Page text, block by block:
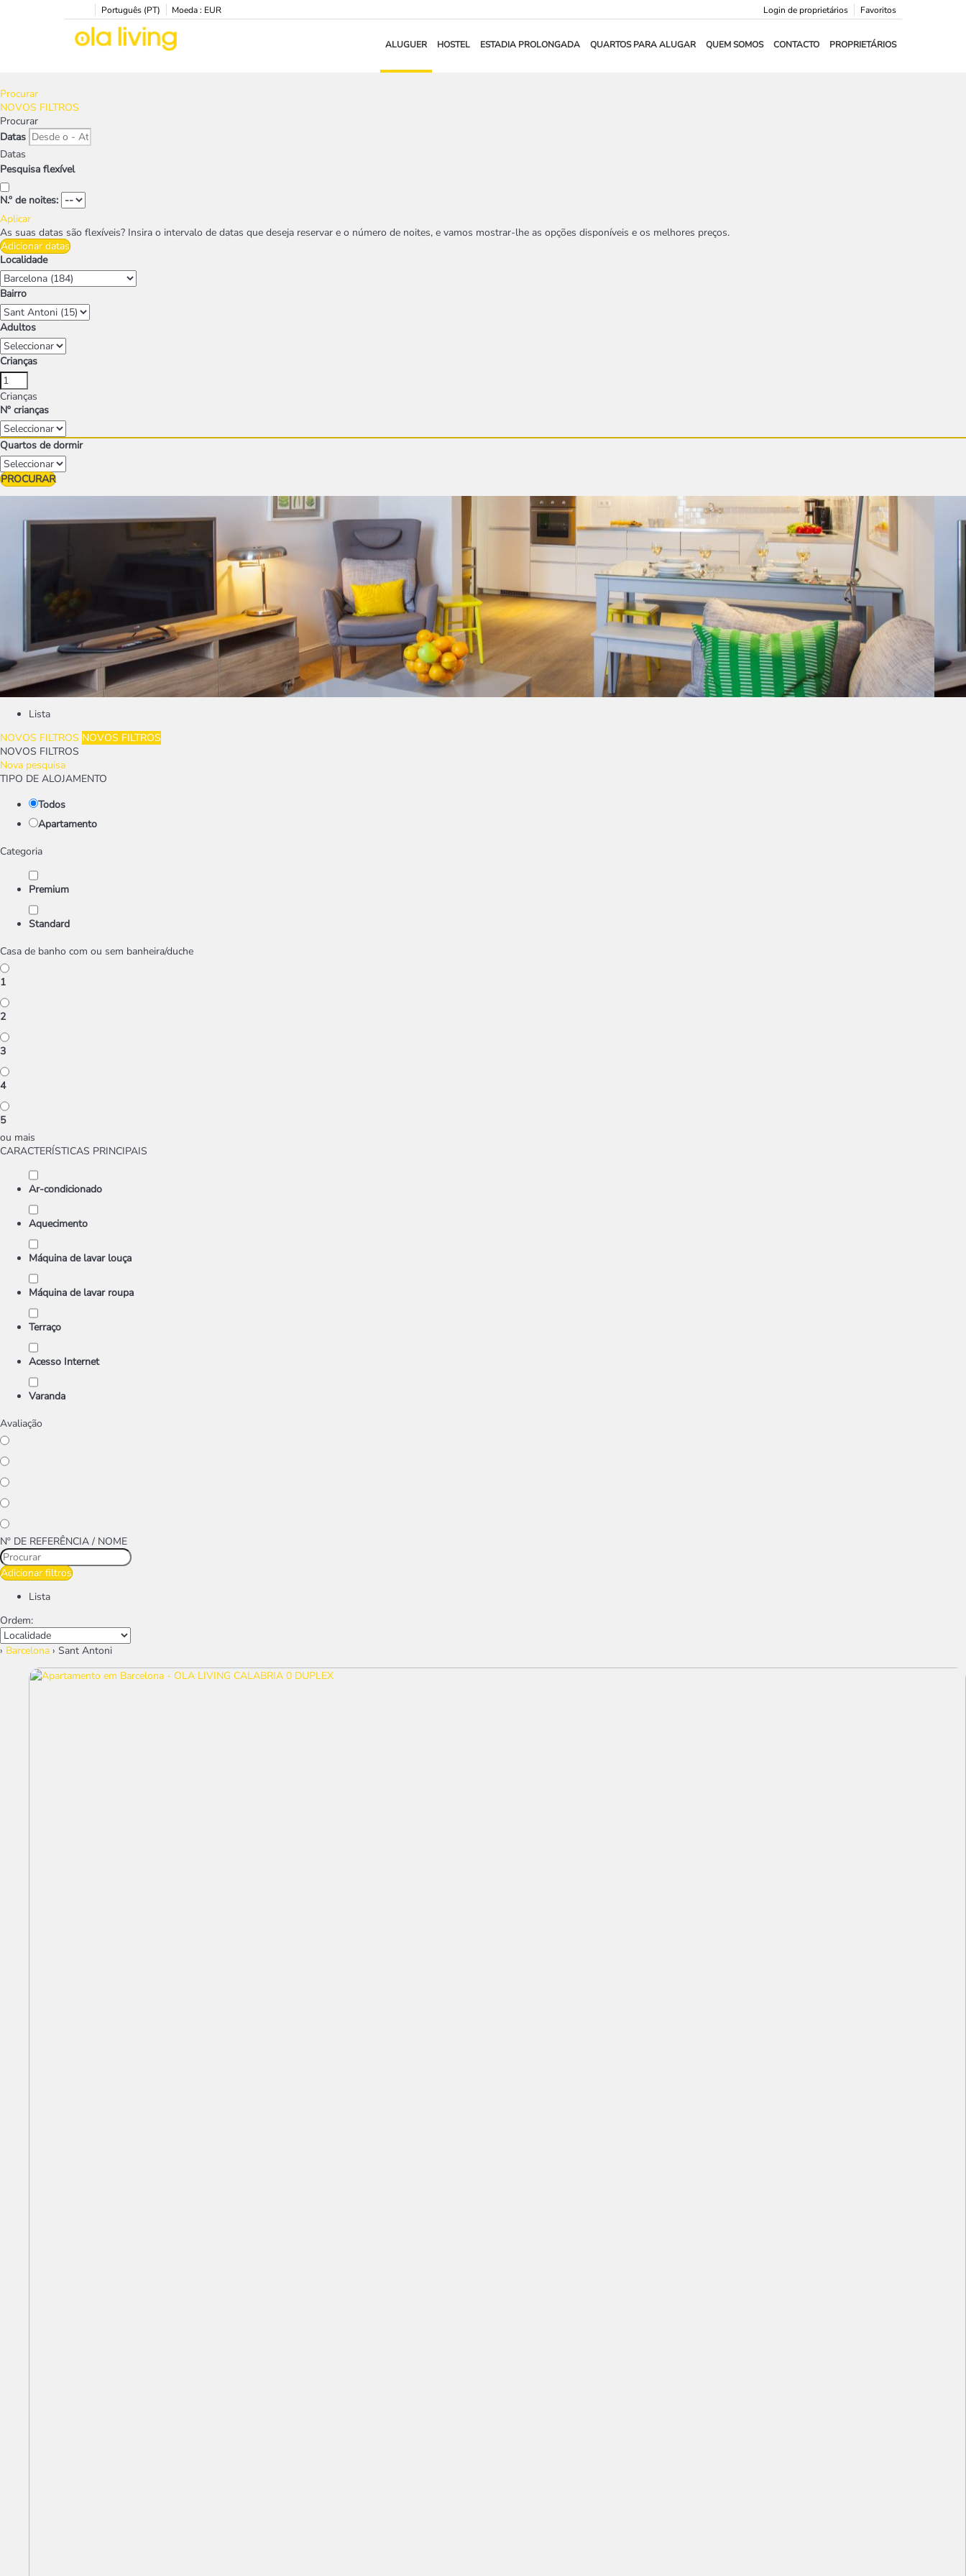
Português (PT) Moeda : EUR Favoritos
Login de proprietários
ALUGUER HOSTEL ESTADIA PROLONGADA QUARTOS PARA ALUGAR QUEM SOMOS CONTACTO PROPRIETÁRIOS
Procurar
NOVOS FILTROS
Procurar
Datas
Datas
Pesquisa flexível
N.º de noites:
Aplicar
As suas datas são flexíveis? Insira o intervalo de datas que deseja reservar e o número de noites, e vamos mostrar-lhe as opções disponíveis e os melhores preços.
Adicionar datas
Localidade
Bairro
Adultos
Crianças
Crianças
Nº crianças
Quartos de dormir
PROCURAR
Lista
NOVOS FILTROS NOVOS FILTROS
NOVOS FILTROS
Nova pesquisa
TIPO DE ALOJAMENTO
Todos
Apartamento
Categoria
Premium
Standard
Casa de banho com ou sem banheira/duche
1
2
3
4
5
ou mais
CARACTERÍSTICAS PRINCIPAIS
Ar-condicionado
Aquecimento
Máquina de lavar louça
Máquina de lavar roupa
Terraço
Acesso Internet
Varanda
Avaliação
Nº DE REFERÊNCIA / NOME
Adicionar filtros
Lista
Ordem:
› Barcelona › Sant Antoni